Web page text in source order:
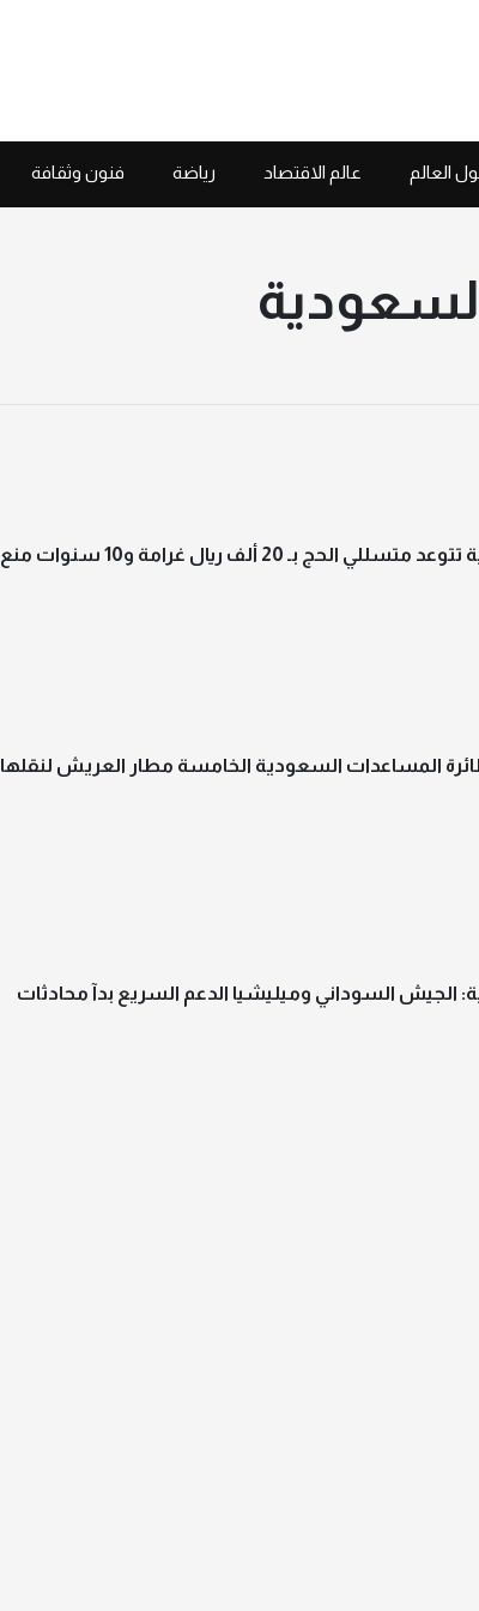
العالم عالم الاقتصاد رياضة فنون وثقافة
الحج بـ 20 ألف ريال غرامة و10 سنوات منع
المساعدات السعودية الخامسة مطار العريش لنقلها
الجيش السوداني وميليشيا الدعم السريع بدآ محادثات